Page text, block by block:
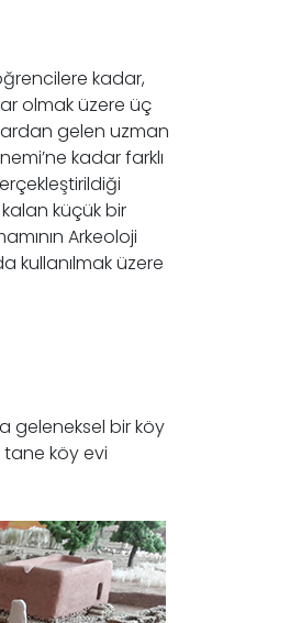
kadar,
olmak üzere üç
gelen uzman
kadar farklı
küçük bir
Arkeoloji
kullanılmak üzere
geleneksel bir köy
tane köy evi